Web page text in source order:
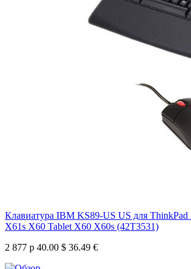
Клавиатура IBM KS89-US US для ThinkPad
X61s X60 Tablet X60 X60s (42T3531)
2 877 р 40.00 $ 36.49 €